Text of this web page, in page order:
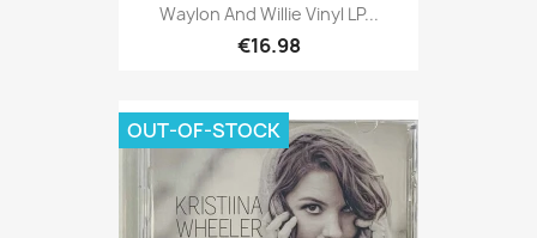
Waylon And Willie Vinyl LP...
€16.98
OUT-OF-STOCK